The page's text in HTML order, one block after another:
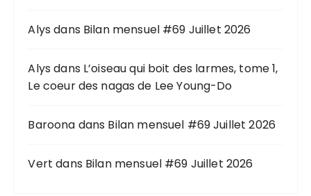
u
:
Alys dans Bilan mensuel #69 Juillet 2026
Alys dans L’oiseau qui boit des larmes, tome 1,
Le coeur des nagas de Lee Young-Do
Baroona dans Bilan mensuel #69 Juillet 2026
Vert dans Bilan mensuel #69 Juillet 2026